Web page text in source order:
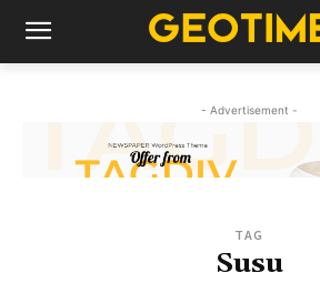
- Advertisement -
TAG
Susu